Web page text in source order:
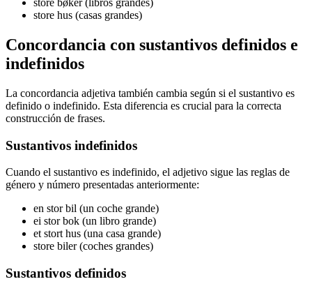
store bøker (libros grandes)
store hus (casas grandes)
Concordancia con sustantivos definidos e
indefinidos
La concordancia adjetiva también cambia según si el sustantivo es
definido o indefinido. Esta diferencia es crucial para la correcta
construcción de frases.
Sustantivos indefinidos
Cuando el sustantivo es indefinido, el adjetivo sigue las reglas de
género y número presentadas anteriormente:
en stor bil (un coche grande)
ei stor bok (un libro grande)
et stort hus (una casa grande)
store biler (coches grandes)
Sustantivos definidos